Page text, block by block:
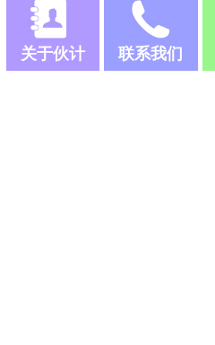
关于伙计 联系我们